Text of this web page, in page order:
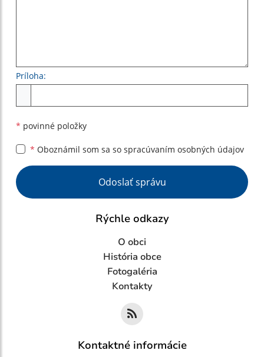
Príloha:
* povinné položky
* Oboznámil som sa so spracúvaním osobných údajov
Google reCaptcha Response
Odoslať správu
Rýchle odkazy
O obci
História obce
Fotogaléria
Kontakty
Kontaktné informácie